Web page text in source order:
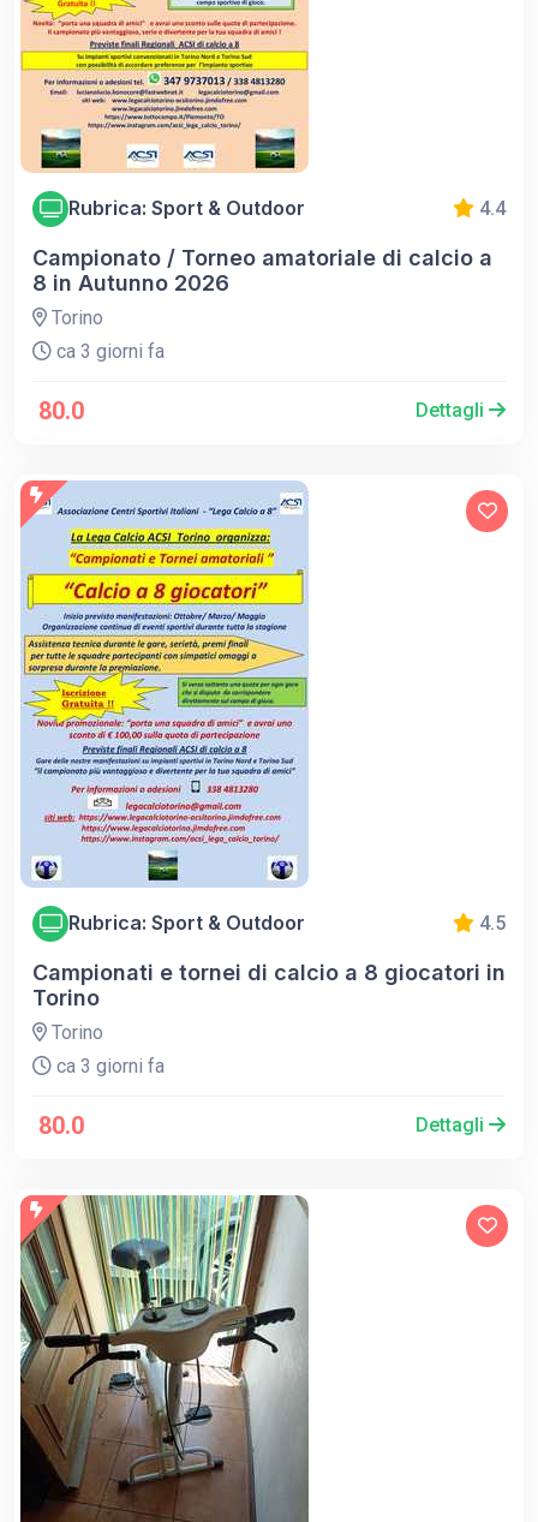
Rubrica: Sport & Outdoor 4.4
Campionato / Torneo amatoriale di calcio a
8 in Autunno 2026
Torino
ca 3 giorni fa
80.0 Dettagli
Rubrica: Sport & Outdoor 4.5
Campionati e tornei di calcio a 8 giocatori in
Torino
Torino
ca 3 giorni fa
80.0 Dettagli